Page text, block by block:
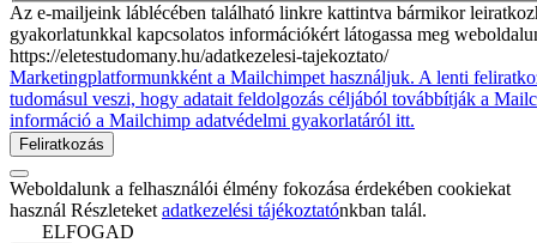
Az e-mailjeink láblécében található linkre kattintva bármikor
gyakorlatunkkal kapcsolatos információkért látogassa meg
https://eletestudomany.hu/adatkezelesi-tajekoztato/
Marketingplatformunkként a Mailchimpet használjuk. A lenti
tudomásul veszi, hogy adatait feldolgozás céljából továbbítják a
információ a Mailchimp adatvédelmi gyakorlatáról itt.
Weboldalunk a felhasználói élmény fokozása érdekében cookiekat
használ Részleteket adatkezelési tájékoztatónkban talál.
ELFOGAD